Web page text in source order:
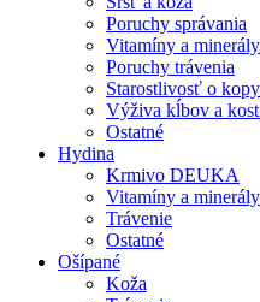
Poruchy správania
Vitamíny a minerály
Poruchy trávenia
Starostlivosť o
Výživa kĺbov a
Ostatné
Hydina
Krmivo DEUKA
Vitamíny a minerály
Trávenie
Ostatné
Ošípané
Koža